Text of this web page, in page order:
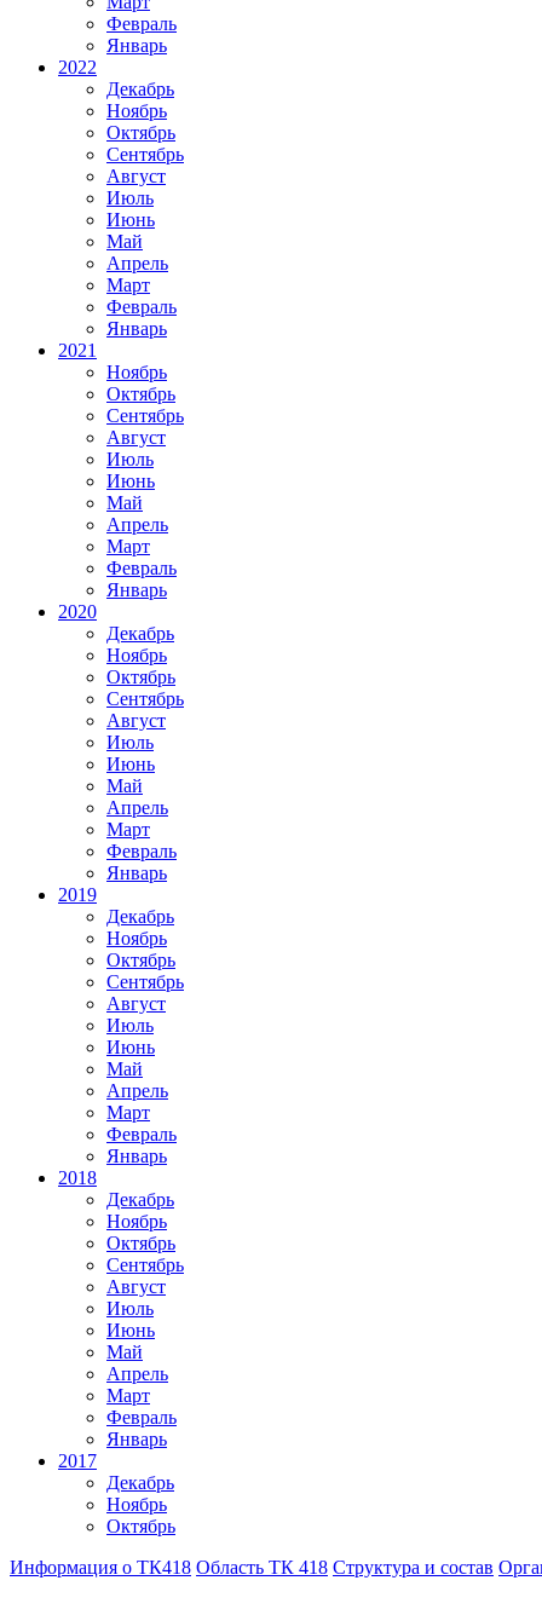
Февраль
Январь
2022
Декабрь
Ноябрь
Октябрь
Сентябрь
Август
Июль
Июнь
Май
Апрель
Март
Февраль
Январь
2021
Ноябрь
Октябрь
Сентябрь
Август
Июль
Июнь
Май
Апрель
Март
Февраль
Январь
2020
Декабрь
Ноябрь
Октябрь
Сентябрь
Август
Июль
Июнь
Май
Апрель
Март
Февраль
Январь
2019
Декабрь
Ноябрь
Октябрь
Сентябрь
Август
Июль
Июнь
Май
Апрель
Март
Февраль
Январь
2018
Декабрь
Ноябрь
Октябрь
Сентябрь
Август
Июль
Июнь
Май
Апрель
Март
Февраль
Январь
2017
Декабрь
Ноябрь
Октябрь
Информация о ТК418 Область ТК 418 Структура и состав